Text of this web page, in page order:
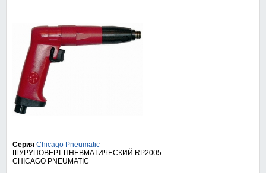
Серия Chicago Pneumatic
ШУРУПОВЕРТ ПНЕВМАТИЧЕСКИЙ RP2005
CHICAGO PNEUMATIC